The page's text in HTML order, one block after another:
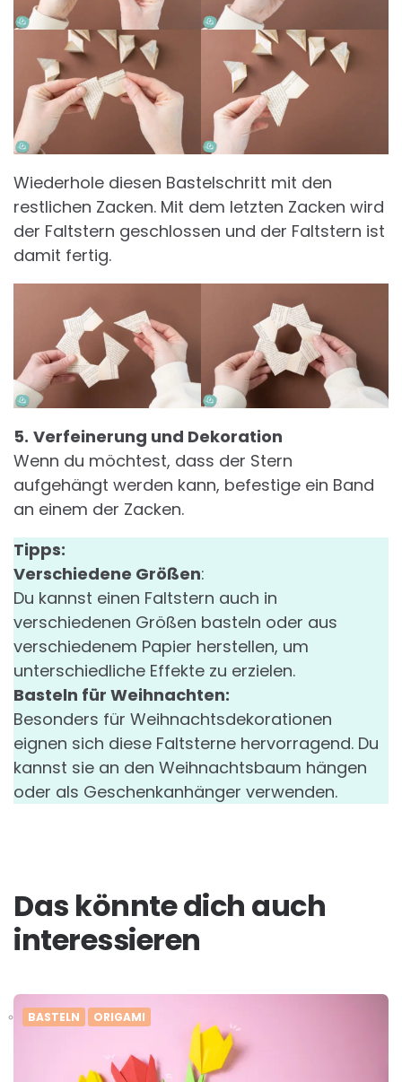
Wiederhole diesen Bastelschritt mit den
restlichen Zacken. Mit dem letzten Zacken wird
der Faltstern geschlossen und der Faltstern ist
damit fertig.
5. Verfeinerung und Dekoration
Wenn du möchtest, dass der Stern
aufgehängt werden kann, befestige ein Band
an einem der Zacken.
Tipps:
Verschiedene Größen:
Du kannst einen Faltstern auch in
verschiedenen Größen basteln oder aus
verschiedenem Papier herstellen, um
unterschiedliche Effekte zu erzielen.
Basteln für Weihnachten:
Besonders für Weihnachtsdekorationen
eignen sich diese Faltsterne hervorragend. Du
kannst sie an den Weihnachtsbaum hängen
oder als Geschenkanhänger verwenden.
Das könnte dich auch
interessieren
BASTELN ORIGAMI